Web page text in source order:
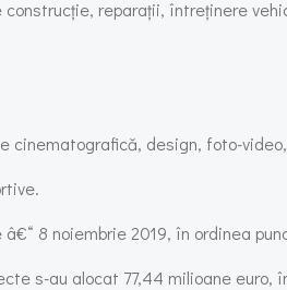
reparații, întreținere
cinematografică, design, foto-
â€“ 8 noiembrie 2019, în ordinea
s-au alocat 77,44 milioane euro,